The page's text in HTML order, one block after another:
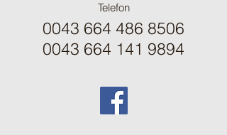
Telefon
0043 664 486 8506
0043 664 141 9894